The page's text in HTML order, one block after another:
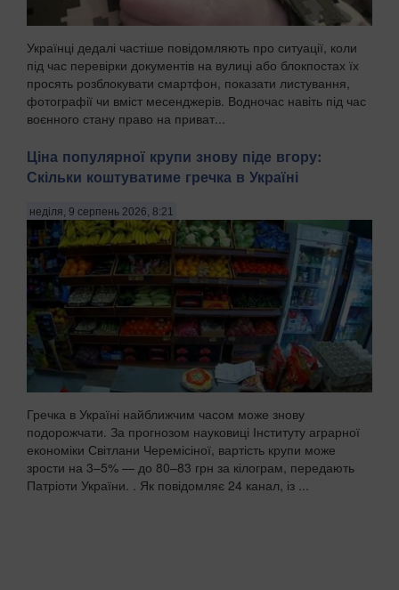
Українці дедалі частіше повідомляють про ситуації, коли
під час перевірки документів на вулиці або блокпостах їх
просять розблокувати смартфон, показати листування,
фотографії чи вміст месенджерів. Водночас навіть під час
воєнного стану право на приват...
Ціна популярної крупи знову піде вгору:
Скільки коштуватиме гречка в Україні
неділя, 9 серпень 2026, 8:21
Гречка в Україні найближчим часом може знову
подорожчати. За прогнозом науковиці Інституту аграрної
економіки Світлани Черемісіної, вартість крупи може
зрости на 3–5% — до 80–83 грн за кілограм, передають
Патріоти України. . Як повідомляє 24 канал, із ...